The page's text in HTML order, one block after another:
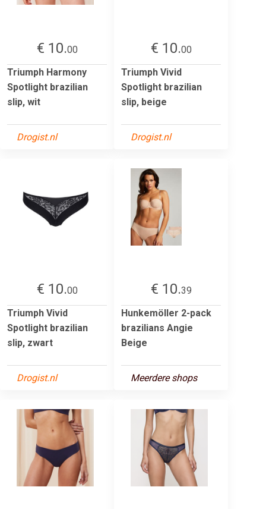
€ 10.00
Triumph Harmony
Spotlight brazilian
slip, wit
Drogist.nl
€ 10.00
Triumph Vivid
Spotlight brazilian
slip, beige
Drogist.nl
€ 10.00
Triumph Vivid
Spotlight brazilian
slip, zwart
Drogist.nl
€ 10.39
Hunkemöller 2-pack
brazilians Angie
Beige
Meerdere shops